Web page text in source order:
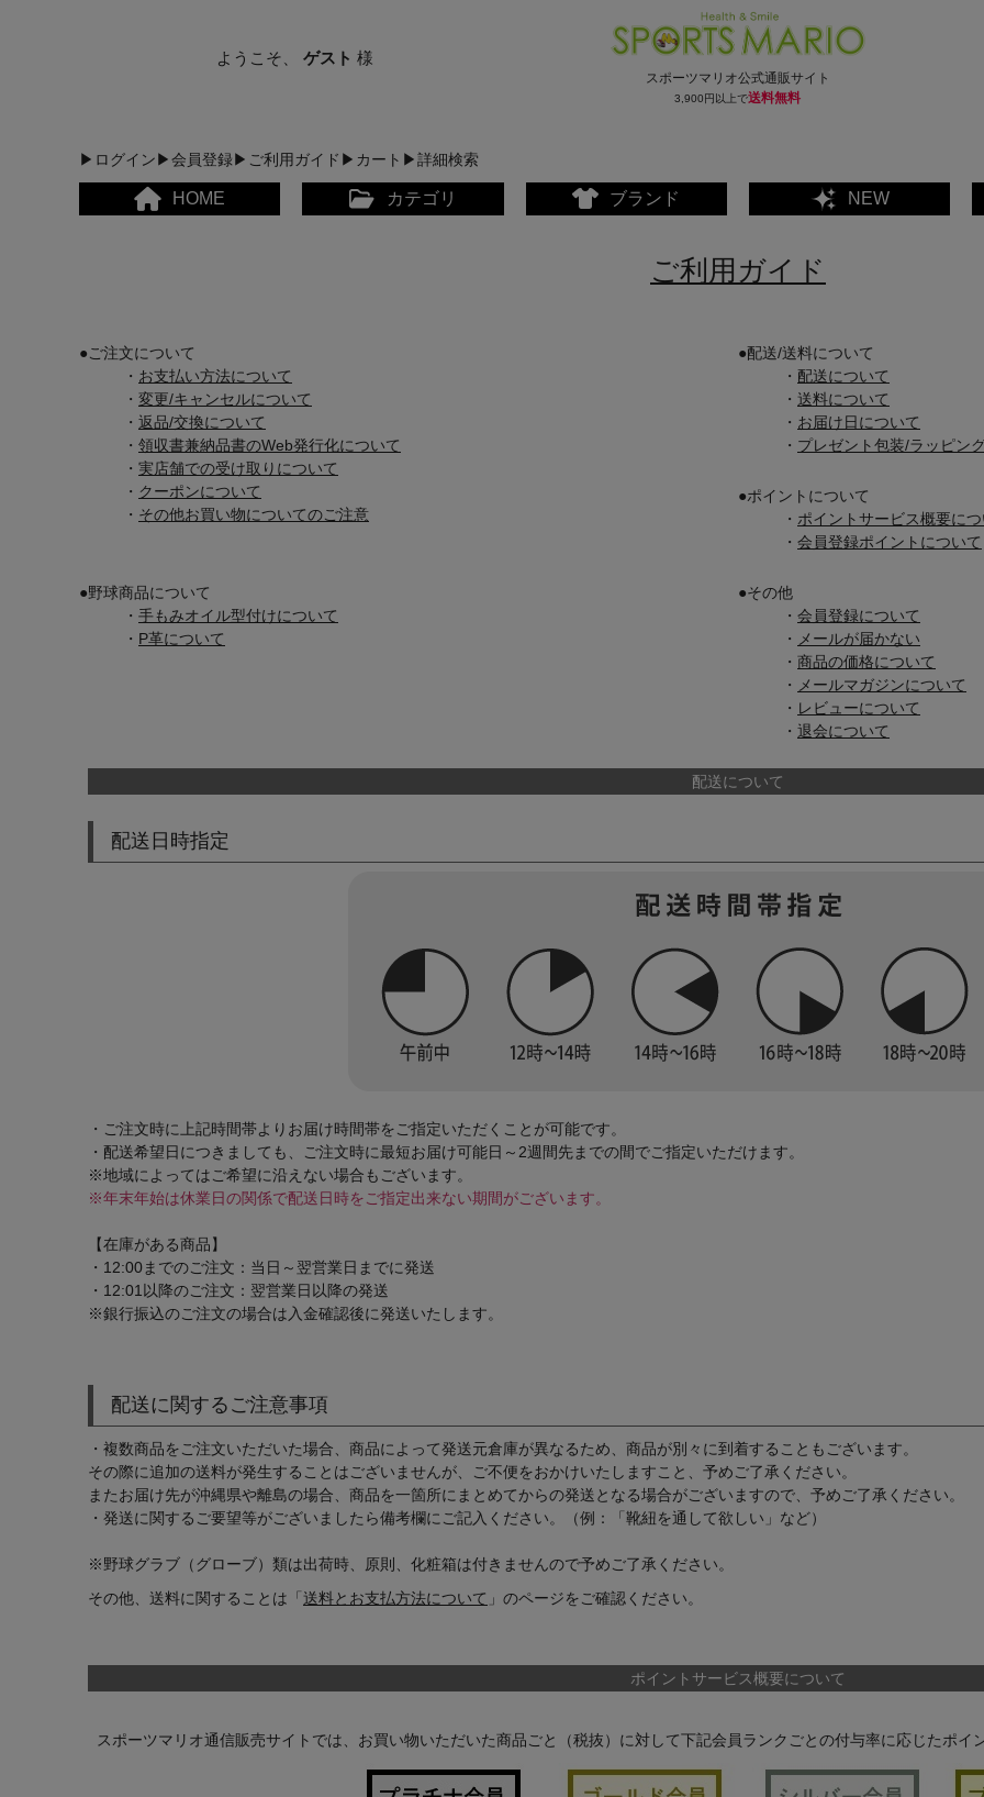
スポーツマリオ公式通販サイト
3,900円以上で送料無料
ようこそ、 ゲスト様
▶ログイン▶会員登録▶ご利用ガイド ▶カート ▶詳細検索
HOME カテゴリ
レディースカジュアルウェア
メンズシューズ･スニーカー
キャンプ・フェス
通学
ビジネス
プレゼント
ブランド NEW
ご利用ガイド
●ご注文について
・ お支払い方法について
・ 変更/キャンセルについて
・ 返品/交換について
・ 領収書兼納品書のWeb発行化について
・ 実店舗での受け取りについて
・ クーポンについて
・ その他お買い物についてのご注意
●配送/送料について
・ 配送について
・ 送料について
・ お届け日について
・ プレゼント包装/ラッピン
●ポイントについて
・ ポイントサービス概要に
・ 会員登録ポイントについて
●野球商品について
・ 手もみオイル型付けについて
・ P革について
●その他
・ 会員登録について
・
メールが届かない
・ 商品の価格について
・
メールマガジンについて
・ レビューについて
・ 退会について
配送について
配送日時指定
・ご注文時に上記時間帯よりお届け時間帯をご指定いただくことが可能です。
・配送希望日につきましても、ご注文時に最短お届け可能日～2週間先までの間でご指定いただけます。
※地域によってはご希望に沿えない場合もございます。
※年末年始は休業日の関係で配送日時をご指定出来ない期間がございます。
【在庫がある商品】
・12:00までのご注文：当日～翌営業日までに発送
・12:01以降のご注文：翌営業日以降の発送
※銀行振込のご注文の場合は入金確認後に発送いたします。
配送に関するご注意事項
・複数商品をご注文いただいた場合、商品によって発送元倉庫が異なるため、商品が別々に到着することもございます。
その際に追加の送料が発生することはございませんが、ご不便をおかけいたしますこと、予めご了承ください。
またお届け先が沖縄県や離島の場合、商品を一箇所にまとめてからの発送となる場合がございますので、予めご了承ください。
・発送に関するご要望等がございましたら備考欄にご記入ください。（例：「靴紐を通して欲しい」など）
※野球グラブ（グローブ）類は出荷時、原則、化粧箱は付きませんので予めご了承ください。
その他、送料に関することは 「送料とお支払方法について 」 のページをご確認ください。
ポイントサービス概要について
スポーツマリオ通信販売サイトでは、お買い物いただいた商品ごと（税抜）に対して下記会員ランクごとの付与率に応じたポイ